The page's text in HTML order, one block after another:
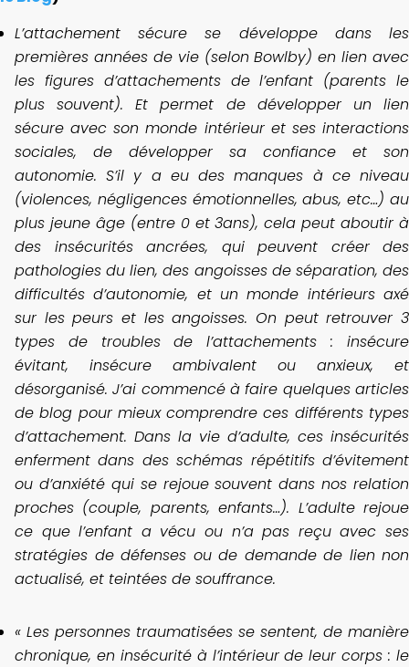
L’attachement sécure se développe dans les
premières années de vie (selon Bowlby) en lien avec
les figures d’attachements de l’enfant (parents le
plus souvent). Et permet de développer un lien
sécure avec son monde intérieur et ses interactions
sociales, de développer sa confiance et son
autonomie. S’il y a eu des manques à ce niveau
(violences, négligences émotionnelles, abus, etc…) au
plus jeune âge (entre 0 et 3ans), cela peut aboutir à
des insécurités ancrées, qui peuvent créer des
pathologies du lien, des angoisses de séparation, des
difficultés d’autonomie, et un monde intérieurs axé
sur les peurs et les angoisses. On peut retrouver 3
types de troubles de l’attachements : insécure
évitant, insécure ambivalent ou anxieux, et
désorganisé. J’ai commencé à faire quelques articles
de blog pour mieux comprendre ces différents types
d’attachement. Dans la vie d’adulte, ces insécurités
enferment dans des schémas répétitifs d’évitement
ou d’anxiété qui se rejoue souvent dans nos relation
proches (couple, parents, enfants…). L’adulte rejoue
ce que l’enfant a vécu ou n’a pas reçu avec ses
stratégies de défenses ou de demande de lien non
actualisé, et teintées de souffrance.
« Les personnes traumatisées se sentent, de manière
chronique, en insécurité à l’intérieur de leur corps : le